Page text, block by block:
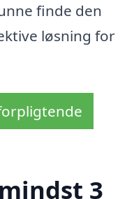
finde den
løsning for
3